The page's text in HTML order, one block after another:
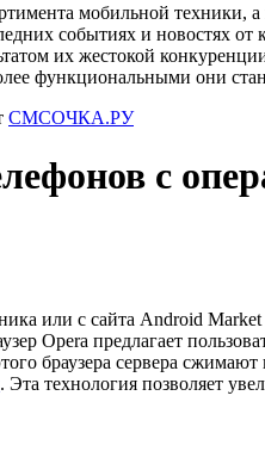
мобильной техники, а
событиях и новостях от
их жестокой
функциональными они
СМСОЧКА.РУ
с
или с сайта Android
Opera предлагает
браузера сервера сжимают
. Эта технология позволяет